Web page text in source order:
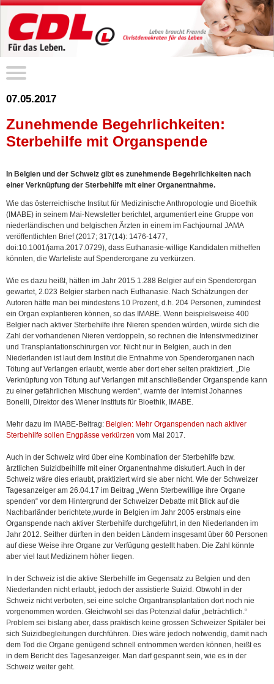
07.05.2017
Zunehmende Begehrlichkeiten:
Sterbehilfe mit Organspende
In Belgien und der Schweiz gibt es zunehmende Begehrlichkeiten nach
einer Verknüpfung der Sterbehilfe mit einer Organentnahme.
Wie das österreichische Institut für Medizinische Anthropologie und Bioethik
(IMABE) in seinem Mai-Newsletter berichtet, argumentiert eine Gruppe von
niederländischen und belgischen Ärzten in einem im Fachjournal JAMA
veröffentlichten Brief (2017; 317(14): 1476-1477,
doi:10.1001/jama.2017.0729), dass Euthanasie-willige Kandidaten mithelfen
könnten, die Warteliste auf Spenderorgane zu verkürzen.
Wie es dazu heißt, hätten im Jahr 2015 1.288 Belgier auf ein Spenderorgan
gewartet, 2.023 Belgier starben nach Euthanasie. Nach Schätzungen der
Autoren hätte man bei mindestens 10 Prozent, d.h. 204 Personen, zumindest
ein Organ explantieren können, so das IMABE. Wenn beispielsweise 400
Belgier nach aktiver Sterbehilfe ihre Nieren spenden würden, würde sich die
Zahl der vorhandenen Nieren verdoppeln, so rechnen die Intensivmediziner
und Transplantationschirurgen vor. Nicht nur in Belgien, auch in den
Niederlanden ist laut dem Institut die Entnahme von Spenderorganen nach
Tötung auf Verlangen erlaubt, werde aber dort eher selten praktiziert. „Die
Verknüpfung von Tötung auf Verlangen mit anschließender Organspende kann
zu einer gefährlichen Mischung werden“, warnte der Internist Johannes
Bonelli, Direktor des Wiener Instituts für Bioethik, IMABE.
Mehr dazu im IMABE-Beitrag: Belgien: Mehr Organspenden nach aktiver
Sterbehilfe sollen Engpässe verkürzen vom Mai 2017.
Auch in der Schweiz wird über eine Kombination der Sterbehilfe bzw.
ärztlichen Suizidbeihilfe mit einer Organentnahme diskutiert. Auch in der
Schweiz wäre dies erlaubt, praktiziert wird sie aber nicht. Wie der Schweizer
Tagesanzeiger am 26.04.17 im Beitrag „Wenn Sterbewillige ihre Organe
spenden“ vor dem Hintergrund der Schweizer Debatte mit Blick auf die
Nachbarländer berichtete,wurde in Belgien im Jahr 2005 erstmals eine
Organspende nach aktiver Sterbehilfe durchgeführt, in den Niederlanden im
Jahr 2012. Seither dürften in den beiden Ländern insgesamt über 60 Personen
auf diese Weise ihre Organe zur Verfügung gestellt haben. Die Zahl könnte
aber viel laut Medizinern höher liegen.
In der Schweiz ist die aktive Sterbehilfe im Gegensatz zu Belgien und den
Niederlanden nicht erlaubt, jedoch der assistierte Suizid. Obwohl in der
Schweiz nicht verboten, sei eine solche Organtransplantation dort noch nie
vorgenommen worden. Gleichwohl sei das Potenzial dafür „beträchtlich.“
Problem sei bislang aber, dass praktisch keine grossen Schweizer Spitäler bei
sich Suizidbegleitungen durchführen. Dies wäre jedoch notwendig, damit nach
dem Tod die Organe genügend schnell entnommen werden können, heißt es
in dem Bericht des Tagesanzeiger. Man darf gespannt sein, wie es in der
Schweiz weiter geht.